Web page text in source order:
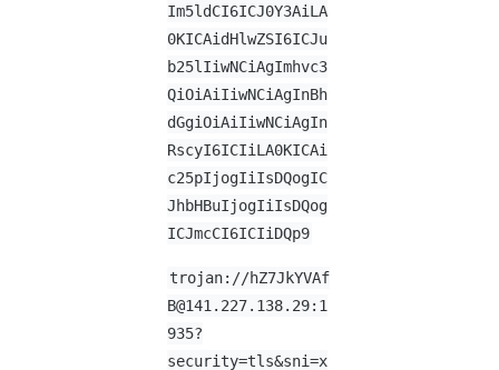
Im5ldCI6ICJ0Y3AiLA
0KICAidHlwZSI6ICJu
b25lIiwNCiAgImhvc3
QiOiAiIiwNCiAgInBh
dGgiOiAiIiwNCiAgIn
RscyI6ICIiLA0KICAi
c25pIjogIiIsDQogIC
JhbHBuIjogIiIsDQog
ICJmcCI6ICIiDQp9
trojan://hZ7JkYVAf
B@141.227.138.29:1
935?
security=tls&sni=x